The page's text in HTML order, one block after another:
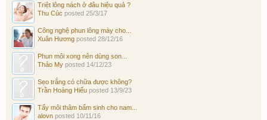
Triệt lông nách ở đâu hiệu quả ?
Thu Cúc posted 25/3/17
Công nghệ phun lông mày cho...
Xuân Hương posted 28/12/16
Phun môi xong nên dùng son...
Thảo My posted 14/12/23
Sẹo trắng có chữa được không?
Trần Hoàng Hiếu posted 13/9/23
Tẩy môi thâm bẩm sinh cho nam...
alovn posted 10/11/16